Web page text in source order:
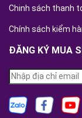
Chinh sách thanh
Chính sách kiểm
ĐĂNG KÝ MUA